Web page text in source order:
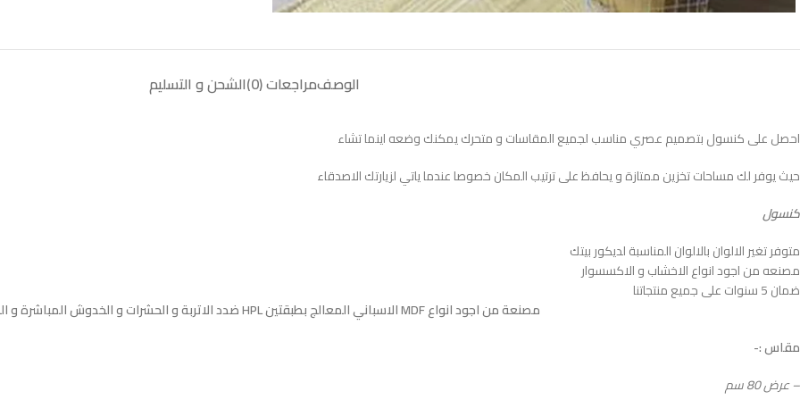
الوصفمراجعات (0) الشحن و التسليم
احصل على كنسول بتصميم عصري مناسب لجميع المقاسات و متحرك يمكنك وضعه اينما تشاء
حيث يوفر لك مساحات تخزين ممتازة و يحافظ على ترتيب المكان خصوصا عندما ياتي لزيارتك الاصدقاء
كنسول
متوفر تغير الالوان بالالوان المناسبة لديكور بيتك
مصنعه من اجود انواع الاخشاب و الاكسسوار
ضمان 5 سنوات على جميع منتجاتنا
مصنعة من اجود انواع MDF الاسباني المعالج بطبقتين HPL ضدد الاتربة و الحشرات و الخدوش المباشرة و الرطوبة
مقاس :-
– عرض 80 سم